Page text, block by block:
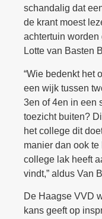
schandalig dat
de krant moest
achtertuin worden
Lotte van Basten
“Wie bedenkt het
een wijk tussen
3en of 4en in een
toezicht buiten?
het college dit
manier dan ook
college lak heeft
vindt,” aldus Van
De Haagse VVD
kans geeft op